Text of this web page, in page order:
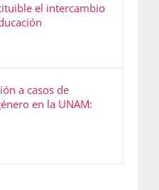
el intercambio
a casos de
en la UNAM: